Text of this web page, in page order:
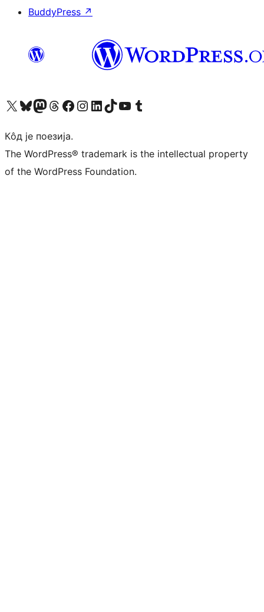
BuddyPress ↗
Visit our X (formerly Twitter) account
Посетите наш Bluesky налог
Visit our Mastodon account
Посетите наш налог на Threads-у Visit our Facebook page
Посетите наш Инстаграм налог
Visit our LinkedIn account
Посетите наш TikTok налог
Visit our YouTube channel
Посетите наш Tumblr налог
Кôд је поезија.
The WordPress® trademark is the intellectual property
of the WordPress Foundation.